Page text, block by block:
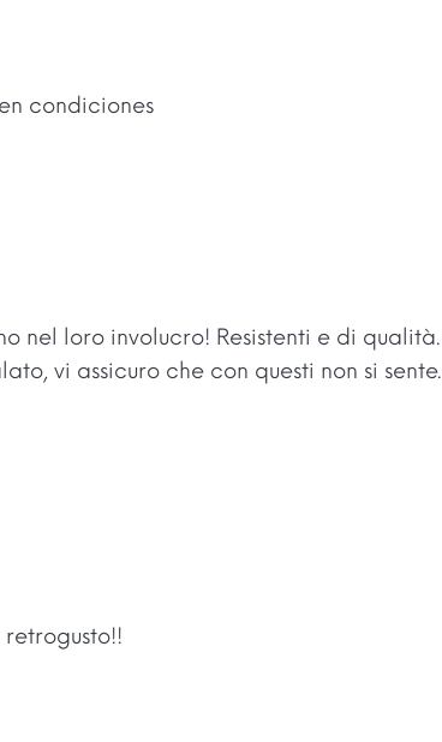
condiciones
nel loro involucro! Resistenti e di qualità.
vi assicuro che con questi non si sente.